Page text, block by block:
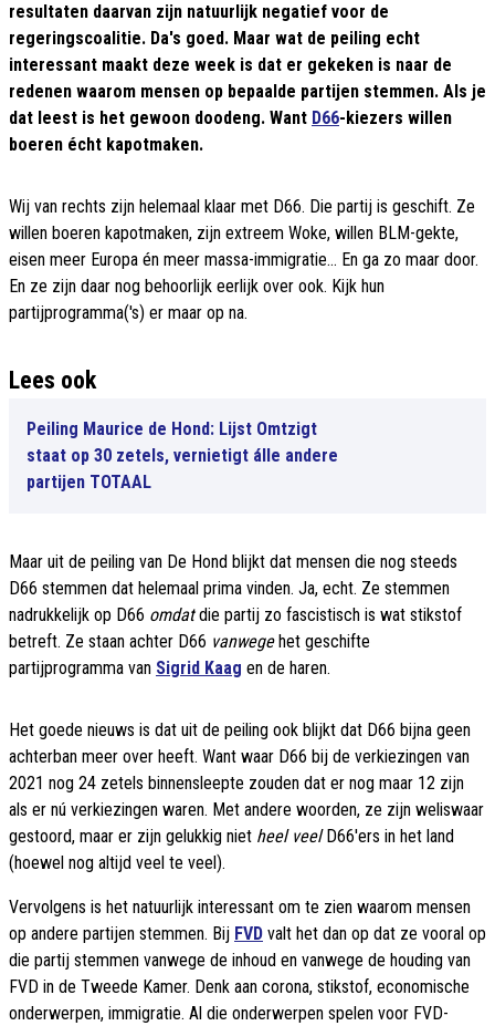
resultaten daarvan zijn natuurlijk negatief voor de
regeringscoalitie. Da's goed. Maar wat de peiling echt
interessant maakt deze week is dat er gekeken is naar de
redenen waarom mensen op bepaalde partijen stemmen. Als je
dat leest is het gewoon doodeng. Want D66-kiezers willen
boeren écht kapotmaken.
Wij van rechts zijn helemaal klaar met D66. Die partij is geschift. Ze
willen boeren kapotmaken, zijn extreem Woke, willen BLM-gekte,
eisen meer Europa én meer massa-immigratie... En ga zo maar door.
En ze zijn daar nog behoorlijk eerlijk over ook. Kijk hun
partijprogramma('s) er maar op na.
Lees ook
Peiling Maurice de Hond: Lijst Omtzigt
staat op 30 zetels, vernietigt álle andere
partijen TOTAAL
Maar uit de peiling van De Hond blijkt dat mensen die nog steeds
D66 stemmen dat helemaal prima vinden. Ja, echt. Ze stemmen
nadrukkelijk op D66 omdatdie partij zo fascistisch is wat stikstof
betreft. Ze staan achter D66 vanwege het geschifte
partijprogramma van Sigrid Kaag en de haren.
Het goede nieuws is dat uit de peiling ook blijkt dat D66 bijna geen
achterban meer over heeft. Want waar D66 bij de verkiezingen van
2021 nog 24 zetels binnensleepte zouden dat er nog maar 12 zijn
als er nú verkiezingen waren. Met andere woorden, ze zijn weliswaar
gestoord, maar er zijn gelukkig niet heel veelD66'ers in het land
(hoewel nog altijd veel te veel).
Vervolgens is het natuurlijk interessant om te zien waarom mensen
op andere partijen stemmen. Bij FVD valt het dan op dat ze vooral op
die partij stemmen vanwege de inhoud en vanwege de houding van
FVD in de Tweede Kamer. Denk aan corona, stikstof, economische
onderwerpen, immigratie. Al die onderwerpen spelen voor FVD-